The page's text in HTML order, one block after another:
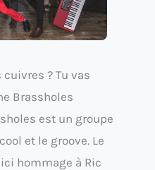
? Tu vas
Brassholes
est un groupe
et le groove. Le
hommage à Ric